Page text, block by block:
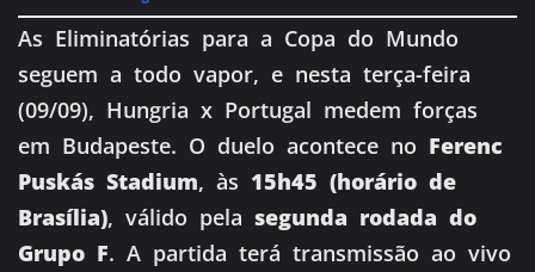
As Eliminatórias para a Copa do Mundo
seguem a todo vapor, e nesta terça-feira
(09/09), Hungria x Portugal medem forças
em Budapeste. O duelo acontece no Ferenc
Puskás Stadium, às 15h45 (horário de
Brasília), válido pela segunda rodada do
Grupo F. A partida terá transmissão ao vivo